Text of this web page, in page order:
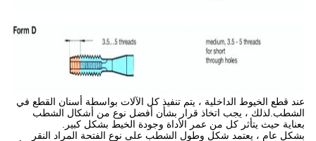
عند قطع الخيوط الداخلية ، يتم تنفيذ كل الآلات بواسطة أسنان القطع في
الشطب.لذلك ، يجب اتخاذ قرار بشأن أفضل نوع من أشكال الشطب
بعناية حيث يتأثر كل من عمر الأداة وجودة الخيط بشكل كبير.
بشكل عام ، يعتمد شكل وطول الشطب على نوع الفتحة المراد النقر